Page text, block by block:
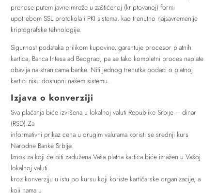
prenose putem javne mreže u zaštićenoj (kriptovanoj) formi
upotrebom SSL protokola i PKI sistema, kao trenutno najsavremenije
kriptografske tehnologije.
Sigurnost podataka prilikom kupovine, garantuje procesor platnih
kartica, Banca Intesa ad Beograd, pa se tako kompletni proces naplate
obavlja na stranicama banke. Niti jednog trenutka podaci o platnoj
kartici nisu dostupni našem sistemu.
Izjava o konverziji
Sva plaćanja biće izvršena u lokalnoj valuti Republike Srbije – dinar
(RSD).Za
informativni prikaz cena u drugim valutama koristi se srednji kurs
Narodne Banke Srbije.
Iznos za koji će biti zadužena Vaša platna kartica biće izražen u Vašoj
lokalnoj valuti
kroz konverziju u istu po kursu koji koriste kartičarske organizacije, a
koji nama u